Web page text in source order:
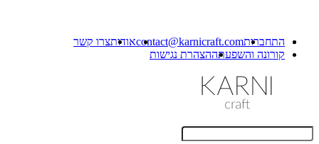
התחברותcontact@karnicraft.comאודותצרו קשר
קורונה והשפעתההצהרת נגישות